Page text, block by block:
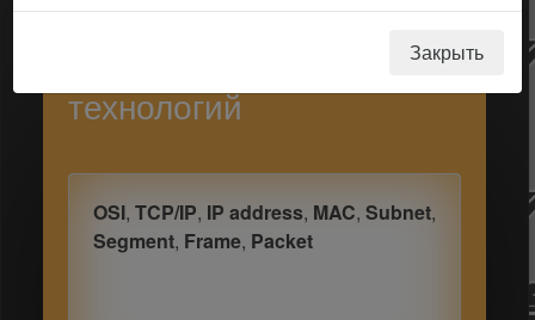
технологий
OSI, TCP/IP, IP address, MAC, Subnet,
Segment, Frame, Packet
Закрыть